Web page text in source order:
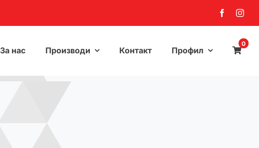
За нас Производи Контакт Профил
0